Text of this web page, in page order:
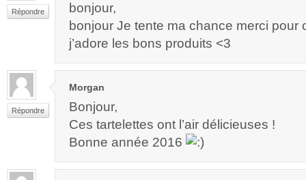
Répondre
bonjour,
bonjour Je tente ma chance merci pour
j’adore les bons produits <3
Répondre
Morgan
Bonjour,
Ces tartelettes ont l’air délicieuses !
Bonne année 2016